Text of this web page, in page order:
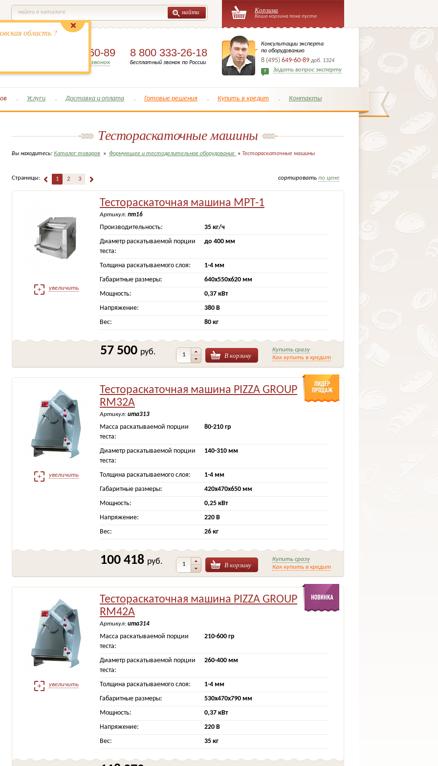
область ?
Корзина
Ваша корзина пока пуста
найти в каталоге найти
649-60-89
Заказать обратный звонок
8 800 333-26-18
Бесплатный звонок по России
Консультации эксперта
по оборудованию
8 (495) 649-60-89 доб. 1324
Задать вопрос эксперту
Услуги Доставка и оплата Готовые решения Купить в кредит Контакты
Тестораскаточные машины
Вы находитесь: Каталог товаров » Формующее и тестоделительное оборудование » Тестораскаточные машины
Страницы: 1 2 3 сортировать по цене
увеличить
Тестораскаточная машина МРТ-1
Артикул: пт16
Производительность:
35 кг/ч
Диаметр раскатываемой порции
теста:
до 400 мм
Толщина раскатываемого слоя:
1-4 мм
Габаритные размеры:
640х550х620 мм
Мощность:
0,37 кВт
Напряжение:
380 В
Вес:
80 кг
57 500 руб. В корзину
Купить сразу
Как купить в кредит
увеличить
Тестораскаточная машина PIZZA GROUP
RM32A
Артикул: ита313
Масса раскатываемой порции
теста:
80-210 гр
Диаметр раскатываемой порции
теста:
140-310 мм
Толщина раскатываемого слоя:
1-4 мм
Габаритные размеры:
420x470x650 мм
Мощность:
0,25 кВт
Напряжение:
220 В
Вес:
26 кг
100 418 руб. В корзину
Купить сразу
Как купить в кредит
увеличить
Тестораскаточная машина PIZZA GROUP
RM42A
Артикул: ита314
Масса раскатываемой порции
теста:
210-600 гр
Диаметр раскатываемой порции
теста:
260-400 мм
Толщина раскатываемого слоя:
1-4 мм
Габаритные размеры:
530x470x790 мм
Мощность:
0,37 кВт
Напряжение:
220 В
Вес:
35 кг